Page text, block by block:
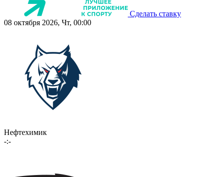
Сделать ставку
08 октября 2026, Чт, 00:00
Нефтехимик
-:-